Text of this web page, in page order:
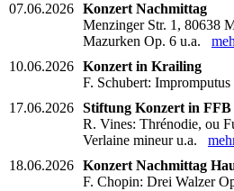
07.06.2026 Konzert Nachmittag
Menzinger Str. 1, 80638
Mazurken Op. 6 u.a.
10.06.2026 Konzert in Krailing
F. Schubert:
17.06.2026 Stiftung Konzert in FFB
R. Vines: Thrénodie, ou
Verlaine mineur u.a.
18.06.2026 Konzert Nachmittag
F. Chopin: Drei Walzer